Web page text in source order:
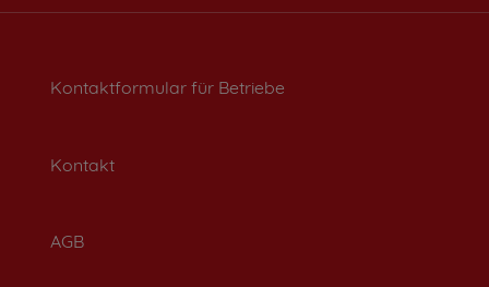
Kontaktformular für Betriebe
Kontakt
AGB